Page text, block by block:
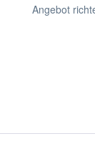
Angebot